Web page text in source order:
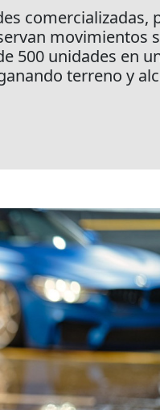
comercializadas,
movimientos
unidades en
terreno y